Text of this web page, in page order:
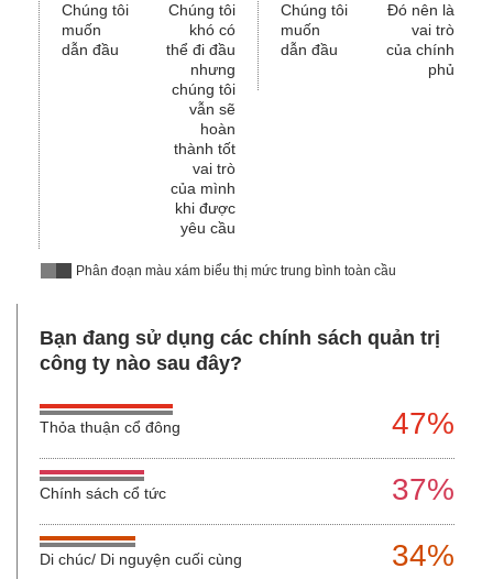
Chúng tôi
muốn
dẫn đầu
Chúng tôi
khó có
thể đi đầu
nhưng
chúng tôi
vẫn sẽ
hoàn
thành tốt
vai trò
của mình
khi được
yêu cầu
Chúng tôi
muốn
dẫn đầu
Đó nên là
vai trò
của chính
phủ
Phân đoạn màu xám biểu thị mức trung bình toàn cầu
Bạn đang sử dụng các chính sách quản trị
công ty nào sau đây?
47%
Thỏa thuận cổ đông
37%
Chính sách cổ tức
34%
Di chúc/ Di nguyện cuối cùng